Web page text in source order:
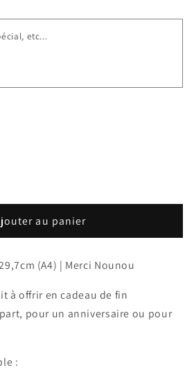
au panier
(A4) | Merci Nounou
à offrir en cadeau de fin
pour un anniversaire ou pour
: